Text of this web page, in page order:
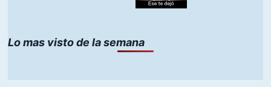
Lo mas visto de la semana